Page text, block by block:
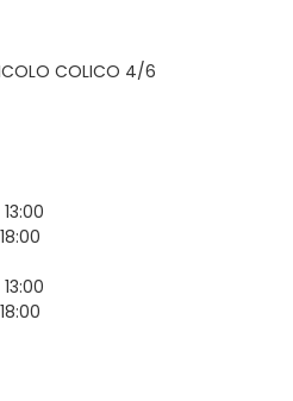
COLICO 4/6